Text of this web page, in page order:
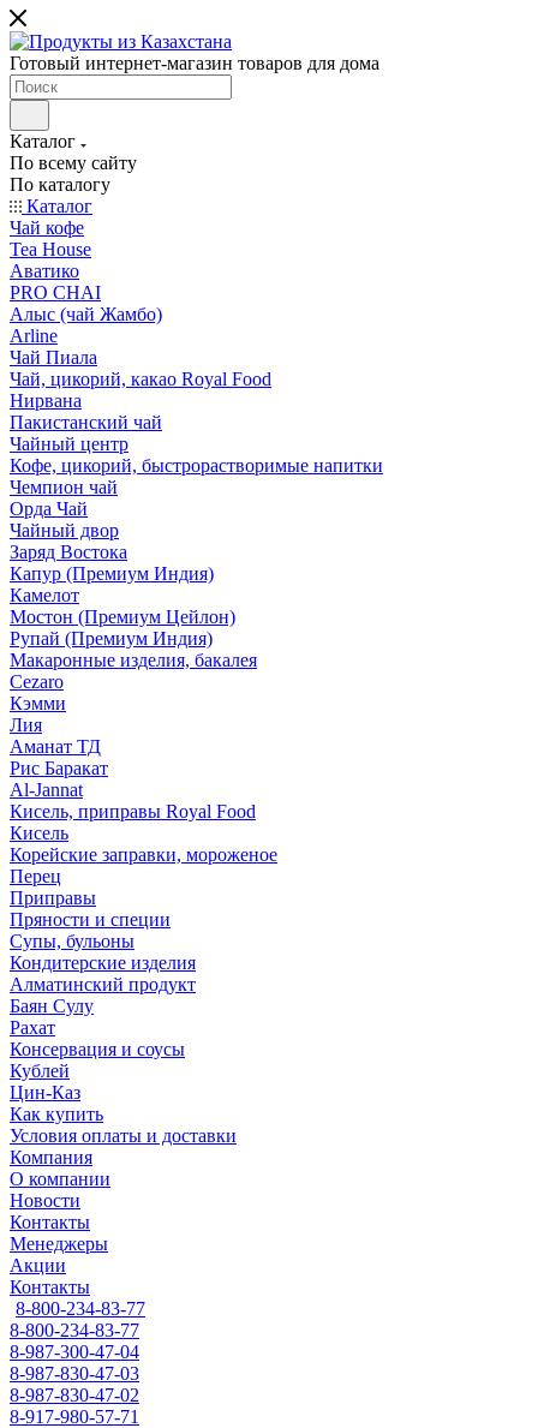
Готовый интернет-магазин товаров для дома
Каталог
По всему сайту
По каталогу
Каталог
Чай кофе
Tea House
Аватико
PRO CHAI
Алыс (чай Жамбо)
Arline
Чай Пиала
Чай, цикорий, какао Royal Food
Нирвана
Пакистанский чай
Чайный центр
Кофе, цикорий, быстрорастворимые напитки
Чемпион чай
Орда Чай
Чайный двор
Заряд Востока
Капур (Премиум Индия)
Камелот
Мостон (Премиум Цейлон)
Рупай (Премиум Индия)
Макаронные изделия, бакалея
Cezaro
Кэмми
Лия
Аманат ТД
Рис Баракат
Al-Jannat
Кисель, приправы Royal Food
Кисель
Корейские заправки, мороженое
Перец
Приправы
Пряности и специи
Супы, бульоны
Кондитерские изделия
Алматинский продукт
Баян Сулу
Рахат
Консервация и соусы
Кублей
Цин-Каз
Как купить
Условия оплаты и доставки
Компания
О компании
Новости
Контакты
Менеджеры
Акции
Контакты
8-800-234-83-77
8-800-234-83-77
8-987-300-47-04
8-987-830-47-03
8-987-830-47-02
8-917-980-57-71